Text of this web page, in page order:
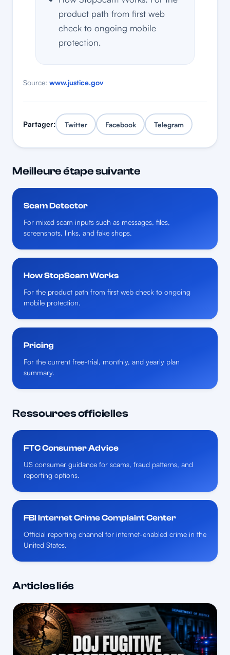
product path from first web
check to ongoing mobile
protection.
Source: www.justice.gov
Partager: Twitter Facebook Telegram
Meilleure étape suivante
Scam Detector
For mixed scam inputs such as messages, files,
screenshots, links, and fake shops.
How StopScam Works
For the product path from first web check to ongoing
mobile protection.
Pricing
For the current free-trial, monthly, and yearly plan
summary.
Ressources officielles
FTC Consumer Advice
US consumer guidance for scams, fraud patterns, and
reporting options.
FBI Internet Crime Complaint Center
Official reporting channel for internet-enabled crime in the
United States.
Articles liés